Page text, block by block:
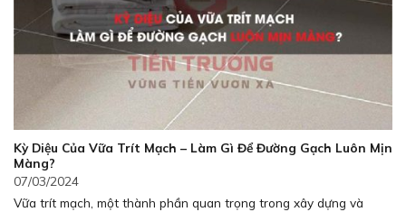
Kỳ Diệu Của Vữa Trít Mạch – Làm Gì Để Đường Gạch Luôn Mịn
Màng?
07/03/2024
Vữa trít mạch, một thành phần quan trọng trong xây dựng và